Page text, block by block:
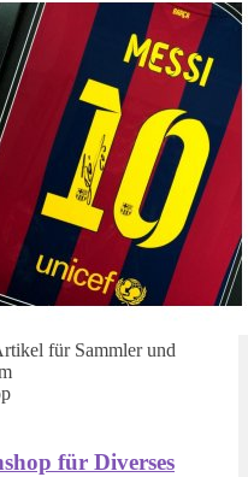
für Sammler und
für Diverses